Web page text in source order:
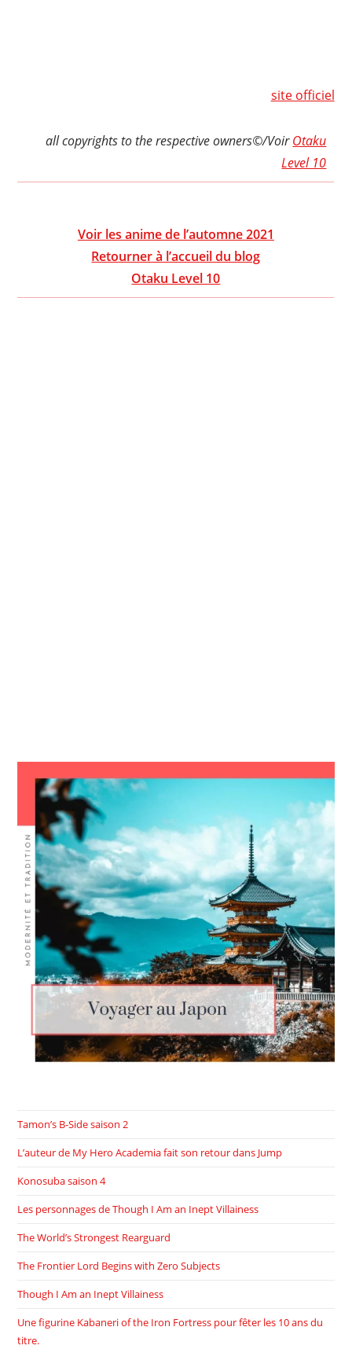
site officiel
all copyrights to the respective owners©/VoirOtaku
Level 10
Voir les anime de l’automne 2021
Retourner à l’accueil du blog
Otaku Level 10
Tamon’s B-Side saison 2
L’auteur de My Hero Academia fait son retour dans Jump
Konosuba saison 4
Les personnages de Though I Am an Inept Villainess
The World’s Strongest Rearguard
The Frontier Lord Begins with Zero Subjects
Though I Am an Inept Villainess
Une figurine Kabaneri of the Iron Fortress pour fêter les 10 ans du
titre.